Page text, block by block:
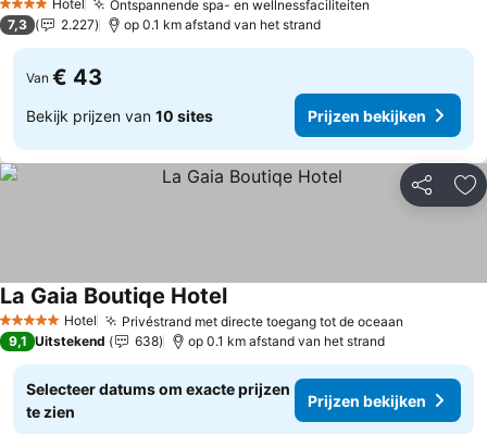
4 SterrenHotel Ontspannende spa- en wellnessfaciliteiten
7,3 2.227 op 0.1 km afstand van het strand
Van € 43
Bekijk prijzen van 10 sites Prijzen bekijken
Delen
5 Sterren Hotel Privéstrand met directe toegang tot de oceaan
La Gaia Boutiqe HotelPrijzen bekijken
9,1 Uitstekend 638 op 0.1 km afstand van het strand
Selecteer datums om exacte prijzen
te zien
Prijzen bekijken